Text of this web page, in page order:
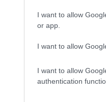
I want to allow
or app.
I want to allow
I want to allow
authentication